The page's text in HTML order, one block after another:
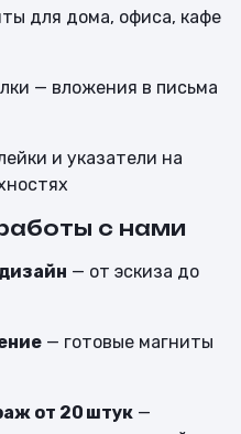
для дома, офиса, кафе
— вложения в письма
и указатели на
с нами
— от эскиза до
— готовые магниты
от 20 штук —